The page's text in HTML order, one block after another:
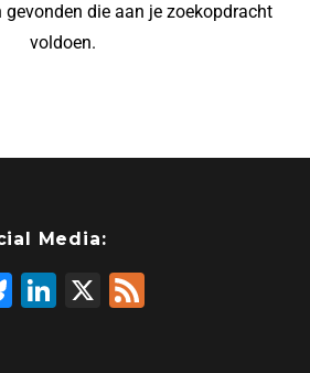
gevonden die aan je zoekopdracht
voldoen.
Media:
Bl
Li
X